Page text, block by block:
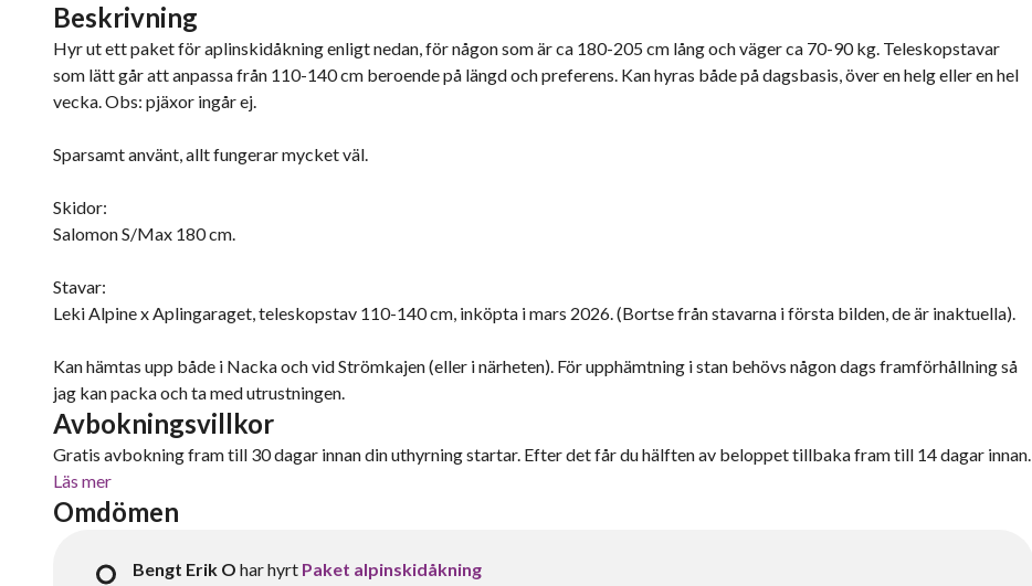
Beskrivning
Hyr ut ett paket för aplinskidåkning enligt nedan, för någon som är ca 180-205 cm lång och väger ca 70-90 kg. Teleskopstavar
som lätt går att anpassa från 110-140 cm beroende på längd och preferens. Kan hyras både på dagsbasis, över en helg eller en hel
vecka. Obs: pjäxor ingår ej.
Sparsamt använt, allt fungerar mycket väl.
Skidor:
Salomon S/Max 180 cm.
Stavar:
Leki Alpine x Aplingaraget, teleskopstav 110-140 cm, inköpta i mars 2026. (Bortse från stavarna i första bilden, de är inaktuella).
Kan hämtas upp både i Nacka och vid Strömkajen (eller i närheten). För upphämtning i stan behövs någon dags framförhållning så
jag kan packa och ta med utrustningen.
Avbokningsvillkor
Gratis avbokning fram till 30 dagar innan din uthyrning startar. Efter det får du hälften av beloppet tillbaka fram till 14 dagar innan.
Läs mer
Omdömen
Bengt Erik O har hyrt Paket alpinskidåkning